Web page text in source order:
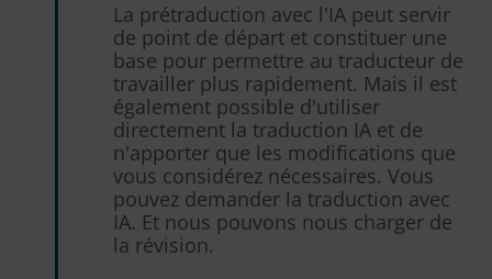
La prétraduction avec l'IA peut servir
de point de départ et constituer une
base pour permettre au traducteur de
travailler plus rapidement. Mais il est
également possible d'utiliser
directement la traduction IA et de
n'apporter que les modifications que
vous considérez nécessaires. Vous
pouvez demander la traduction avec
IA. Et nous pouvons nous charger de
la révision.